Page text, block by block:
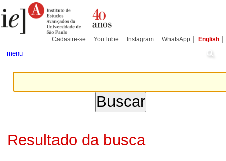
para
conteúdo.
Pessoais
Cadastre-se YouTube Instagram WhatsApp English
menu
Resultado da busca